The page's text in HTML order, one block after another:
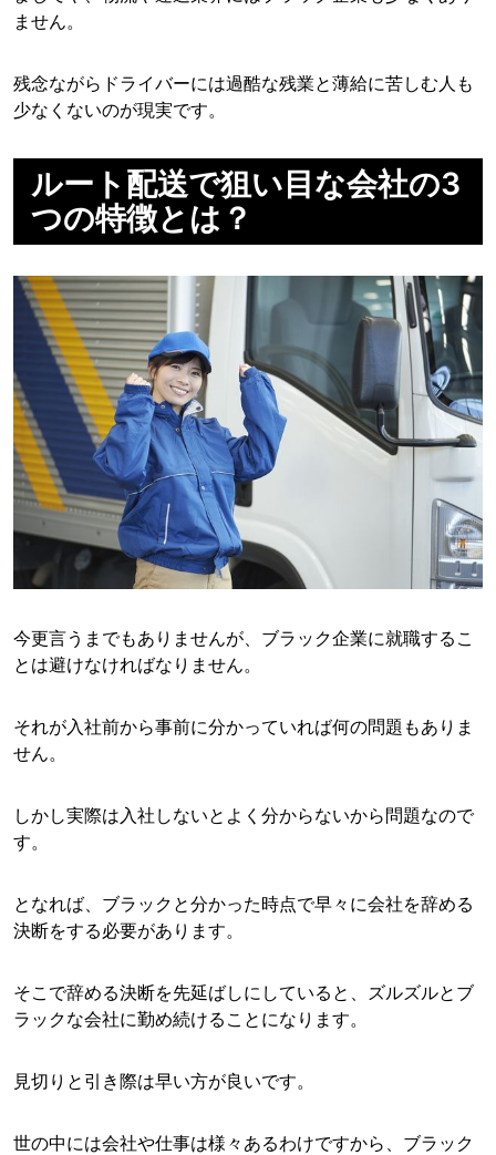
ません。
残念ながらドライバーには過酷な残業と薄給に苦しむ人も
少なくないのが現実です。
ルート配送で狙い目な会社の3
つの特徴とは？
今更言うまでもありませんが、ブラック企業に就職するこ
とは避けなければなりません。
それが入社前から事前に分かっていれば何の問題もありま
せん。
しかし実際は入社しないとよく分からないから問題なので
す。
となれば、ブラックと分かった時点で早々に会社を辞める
決断をする必要があります。
そこで辞める決断を先延ばしにしていると、ズルズルとブ
ラックな会社に勤め続けることになります。
見切りと引き際は早い方が良いです。
世の中には会社や仕事は様々あるわけですから、ブラック